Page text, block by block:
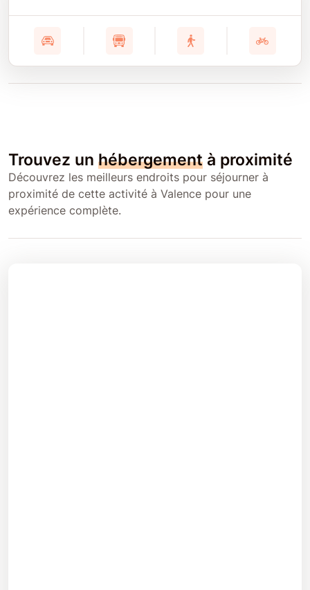
Trouvez un hébergement à proximité
Découvrez les meilleurs endroits pour séjourner à
proximité de cette activité à Valence pour une
expérience complète.